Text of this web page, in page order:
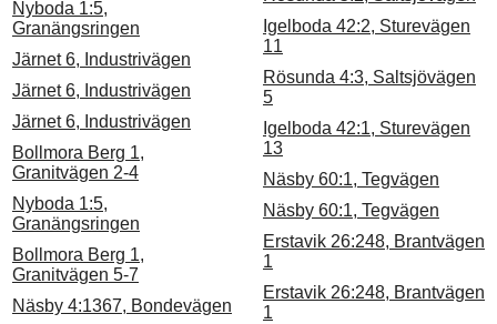
Nyboda 1:5,
Granängsringen
Järnet 6, Industrivägen
Järnet 6, Industrivägen
Järnet 6, Industrivägen
Bollmora Berg 1,
Granitvägen 2-4
Nyboda 1:5,
Granängsringen
Bollmora Berg 1,
Granitvägen 5-7
Näsby 4:1367, Bondevägen
Igelboda 42:2, Sturevägen
11
Rösunda 4:3, Saltsjövägen
5
Igelboda 42:1, Sturevägen
13
Näsby 60:1, Tegvägen
Näsby 60:1, Tegvägen
Erstavik 26:248, Brantvägen
1
Erstavik 26:248, Brantvägen
1